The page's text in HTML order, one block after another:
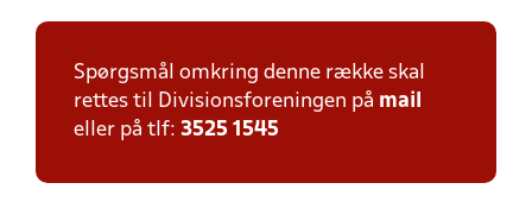
Spørgsmål omkring denne række skal
rettes til Divisionsforeningen på mail
eller på tlf: 3525 1545